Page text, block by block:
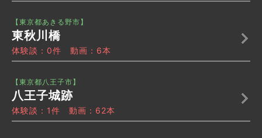
【東京都あきる野市】
東秋川橋
体験談：0件 動画：6本
【東京都八王子市】
八王子城跡
体験談：1件 動画：62本